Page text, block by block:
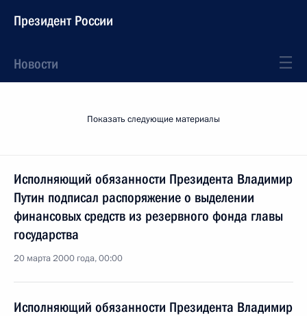
Президент России
Новости
Показать следующие материалы
Исполняющий обязанности Президента Владимир
Путин подписал распоряжение о выделении
финансовых средств из резервного фонда главы
государства
20 марта 2000 года, 00:00
Исполняющий обязанности Президента Владимир